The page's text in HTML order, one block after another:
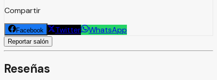
Compartir
Facebook Twitter WhatsApp
Reportar salón
Reseñas